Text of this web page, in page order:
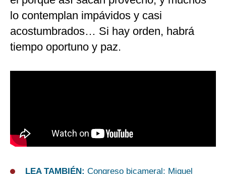
lo contemplan impávidos y casi
acostumbrados… Si hay orden, habrá
tiempo oportuno y paz.
LEA TAMBIÉN: Congreso bicameral: Miguel